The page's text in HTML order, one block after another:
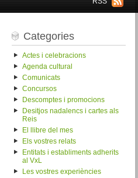
Categories
Actes i celebracions
Agenda cultural
Comunicats
Concursos
Descomptes i promocions
Desitjos nadalencs i cartes als
Reis
El llibre del mes
Els vostres relats
Entitats i establiments adherits
al VxL
Les vostres experiències